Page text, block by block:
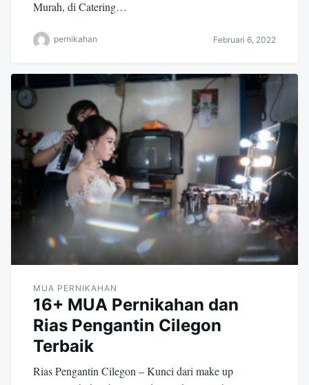
Murah, di Catering…
pernikahan Februari 6, 2022
MUA PERNIKAHAN
16+ MUA Pernikahan dan
Rias Pengantin Cilegon
Terbaik
Rias Pengantin Cilegon – Kunci dari make up